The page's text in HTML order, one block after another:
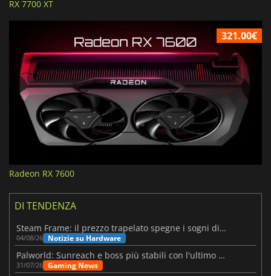
RX 7700 XT
321.00€
Radeon RX 7600
DI TENDENZA
Steam Frame: il prezzo trapelato spegne i sogni di un VR economico
04/08/26 Notizie su Hardware
Palworld: Sunreach e boss più stabili con l'ultimo update
31/07/26 Gaming News